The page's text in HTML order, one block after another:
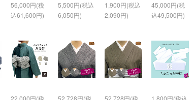
56,000円(税
込61,600円)
5,500円(税込
6,050円)
1,900円(税込
2,090円)
45,000円(税
込49,500円)